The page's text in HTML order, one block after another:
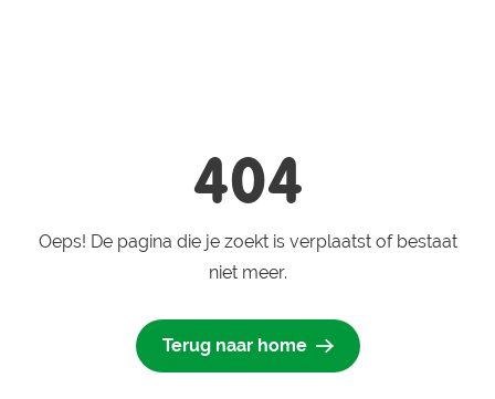
404
Oeps! De pagina die je zoekt is verplaatst of bestaat
niet meer.
Terug naar home